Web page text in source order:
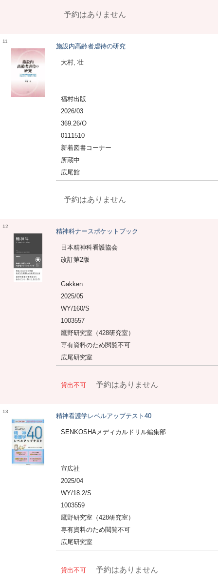
予約はありません
11
施設内高齢者虐待の研究
大村, 壮
福村出版
2026/03
369.26/O
0111510
新着図書コーナー
所蔵中
広尾館
予約はありません
12
精神科ナースポケットブック
日本精神科看護協会
改訂第2版
Gakken
2025/05
WY/160/S
1003557
鷹野研究室（428研究室）
専有資料のため閲覧不可
広尾研究室
貸出不可 予約はありません
13
精神看護学レベルアップテスト40
SENKOSHAメディカルドリル編集部
宣広社
2025/04
WY/18.2/S
1003559
鷹野研究室（428研究室）
専有資料のため閲覧不可
広尾研究室
貸出不可 予約はありません